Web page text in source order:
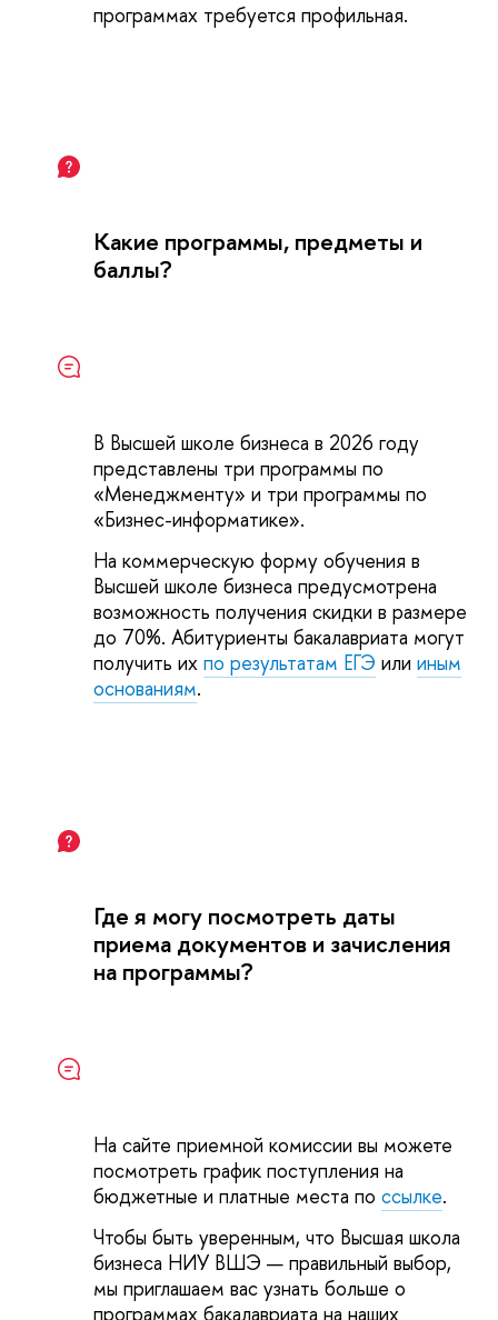
программах требуется профильная.
Какие программы, предметы и
баллы?
В Высшей школе бизнеса в 2026 году
представлены три программы по
«Менеджменту» и три программы по
«Бизнес-информатике».
На коммерческую форму обучения в
Высшей школе бизнеса предусмотрена
возможность получения скидки в размере
до 70%. Абитуриенты бакалавриата могут
получить их по результатам ЕГЭ или иным
основаниям.
Где я могу посмотреть даты
приема документов и зачисления
на программы?
На сайте приемной комиссии вы можете
посмотреть график поступления на
бюджетные и платные места по ссылке.
Чтобы быть уверенным, что Высшая школа
бизнеса НИУ ВШЭ — правильный выбор,
мы приглашаем вас узнать больше о
программах бакалавриата на наших